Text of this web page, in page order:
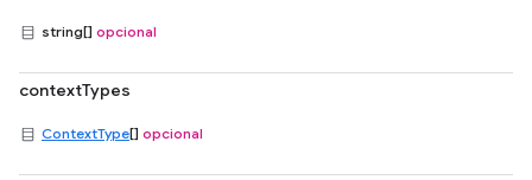
string[] opcional
contextTypes
ContextType[] opcional